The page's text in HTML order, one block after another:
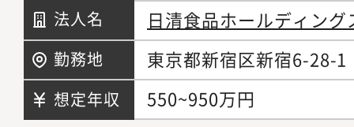
法人名 日清食品ホールディン
勤務地 東京都新宿区新宿6-28-1
想定年収 550~950万円